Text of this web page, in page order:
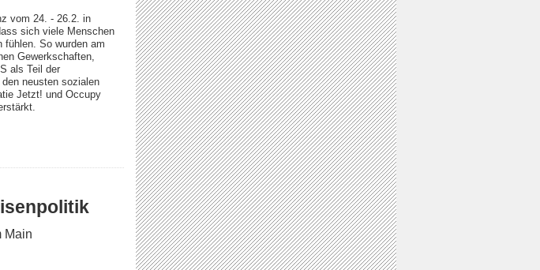
vom 24. - 26.2. in
sich viele Menschen
fühlen. So wurden am
Gewerkschaften,
als Teil der
neusten sozialen
Jetzt! und Occupy
Main